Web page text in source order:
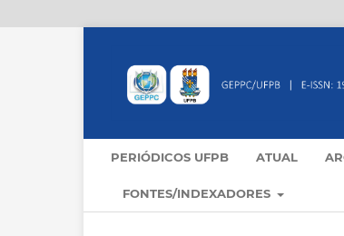
PERIÓDICOS UFPB ATUAL
FONTES/INDEXADORES